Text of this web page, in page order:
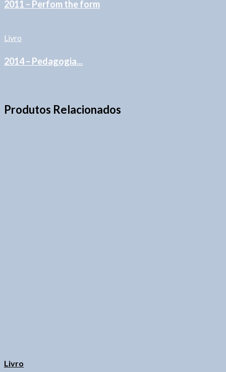
2011 – Perfom the form
Livro
2014 – Pedagogia...
Produtos Relacionados
Livro